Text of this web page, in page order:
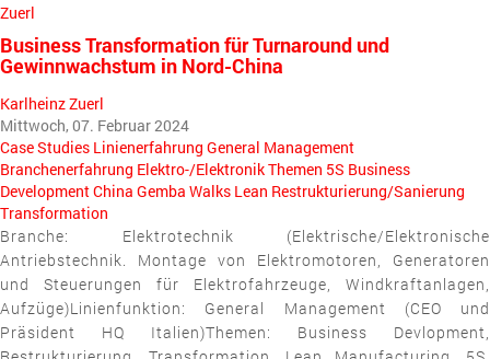
Business Transformation für Turnaround und
Gewinnwachstum in Nord-China
Karlheinz Zuerl
Mittwoch, 07. Februar 2024
Case Studies Linienerfahrung General Management
Branchenerfahrung Elektro-/ElektronikThemen 5S Business
DevelopmentChina Gemba Walks Lean Restrukturierung/Sanierung
Transformation
Branche: Elektrotechnik (Elektrische/Elektronische
Antriebstechnik. Montage von Elektromotoren, Generatoren
und Steuerungen für Elektrofahrzeuge, Windkraftanlagen,
Aufzüge)Linienfunktion: General Management (CEO und
Präsident HQ Italien)Themen: Business Devlopment,